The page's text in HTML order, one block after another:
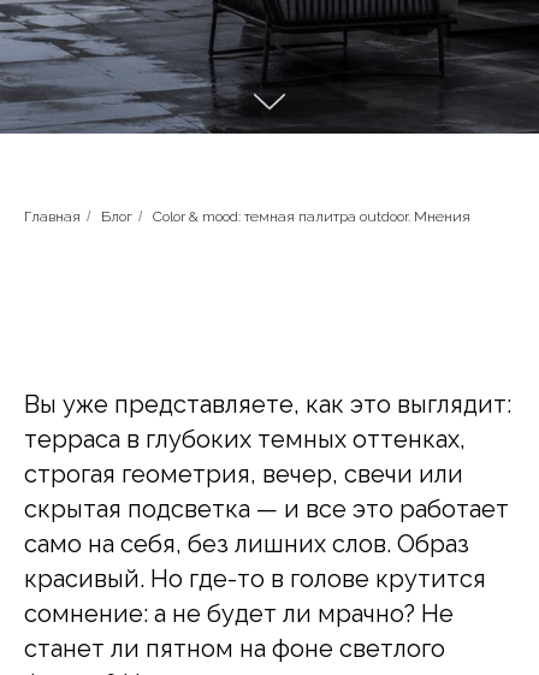
Главная / Блог / Color & mood: темная палитра outdoor. Мнения
Вы уже представляете, как это выглядит:
терраса в глубоких темных оттенках,
строгая геометрия, вечер, свечи или
скрытая подсветка — и все это работает
само на себя, без лишних слов. Образ
красивый. Но где-то в голове крутится
сомнение: а не будет ли мрачно? Не
станет ли пятном на фоне светлого